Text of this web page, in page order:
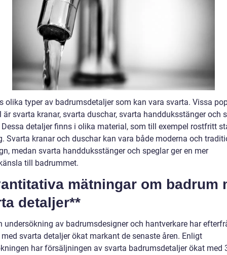
olika typer av badrumsdetaljer som kan vara svarta. Vissa
är svarta kranar, svarta duschar, svarta handduksstänger och
Dessa detaljer finns i olika material, som till exempel rostfritt
Svarta kranar och duschar kan vara både moderna och
medan svarta handduksstänger och speglar ger en mer
till badrummet.
mätningar om badrum
detaljer**
undersökning av badrumsdesigner och hantverkare har
svarta detaljer ökat markant de senaste åren. Enligt
har försäljningen av svarta badrumsdetaljer ökat med